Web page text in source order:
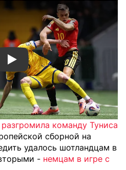
Смотреть видео YouTube
команду Туниса
сборной на
удалось шотландцам в
- немцам в игре с